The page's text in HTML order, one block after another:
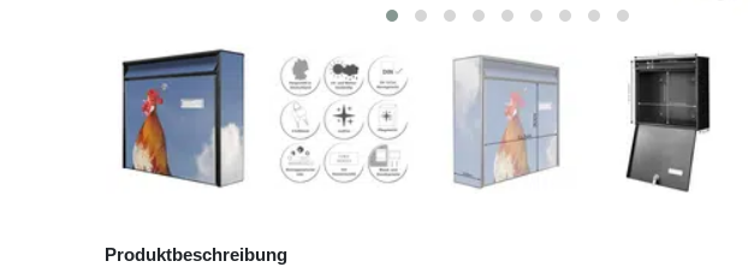
Produktbeschreibung